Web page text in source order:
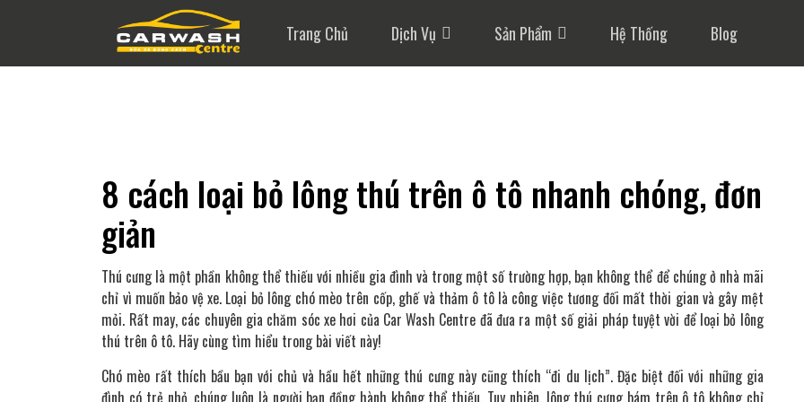
Trang Chủ Dịch Vụ Sản Phẩm Hệ Thống Blog
8 cách loại bỏ lông thú trên ô tô nhanh chóng, đơn
giản
Thú cưng là một phần không thể thiếu với nhiều gia đình và trong một số trường hợp, bạn không thể để chúng ở nhà mãi
chỉ vì muốn bảo vệ xe. Loại bỏ lông chó mèo trên cốp, ghế và thảm ô tô là công việc tương đối mất thời gian và gây mệt
mỏi. Rất may, các chuyên gia chăm sóc xe hơi của Car Wash Centre đã đưa ra một số giải pháp tuyệt vời để loại bỏ lông
thú trên ô tô. Hãy cùng tìm hiểu trong bài viết này!
Chó mèo rất thích bầu bạn với chủ và hầu hết những thú cưng này cũng thích “đi du lịch”. Đặc biệt đối với những gia
đình có trẻ nhỏ, chúng luôn là người bạn đồng hành không thể thiếu. Tuy nhiên, lông thú cưng bám trên ô tô không chỉ